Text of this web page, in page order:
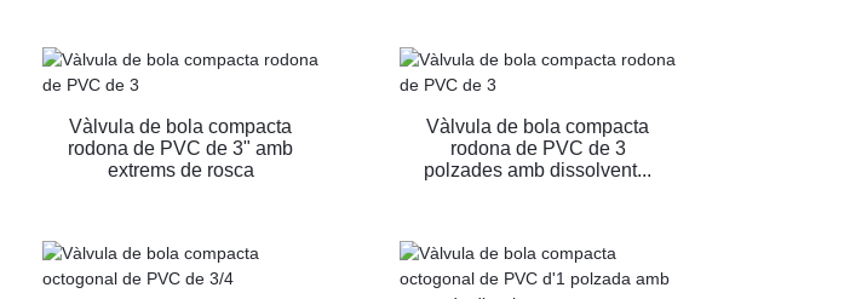
Vàlvula de bola compacta
rodona de PVC de 3" amb
extrems de rosca
Vàlvula de bola compacta
rodona de PVC de 3
polzades amb dissolvent...